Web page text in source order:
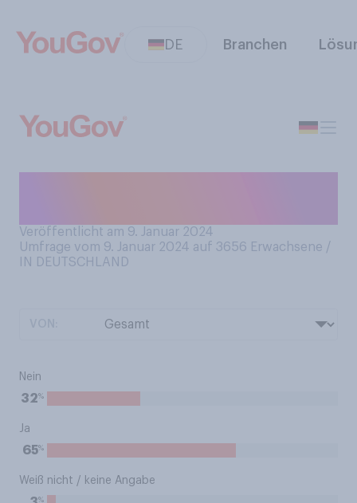
DE Branchen
Veröffentlicht am 9. Januar 2024
Umfrage vom 9. Januar 2024 auf 3656 Erwachsene /
IN DEUTSCHLAND
Nein
32%
Ja
65%
Weiß nicht / keine Angabe
%